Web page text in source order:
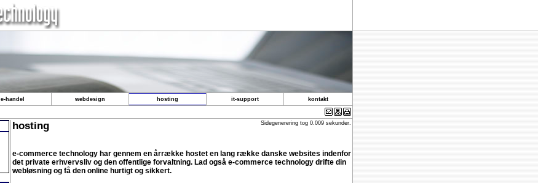
e-handel webdesign hosting it-support
kontakt
hosting Sidegenerering tog 0.009 sekunder.
e-commerce technology har gennem en årrække hostet en lang række danske websites indenfor
det private erhvervsliv og den offentlige forvaltning. Lad også e-commerce technology drifte din
webløsning og få den online hurtigt og sikkert.